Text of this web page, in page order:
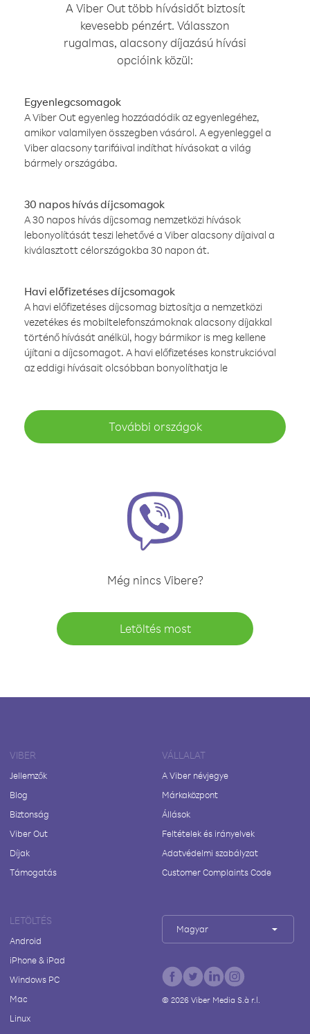
A Viber Out több hívásidőt biztosít
kevesebb pénzért. Válasszon
rugalmas, alacsony díjazású hívási
opcióink közül:
Egyenlegcsomagok
A Viber Out egyenleg hozzáadódik az egyenlegéhez,
amikor valamilyen összegben vásárol. A egyenleggel a
Viber alacsony tarifáival indíthat hívásokat a világ
bármely országába.
30 napos hívás díjcsomagok
A 30 napos hívás díjcsomag nemzetközi hívások
lebonyolítását teszi lehetővé a Viber alacsony díjaival a
kiválasztott célországokba 30 napon át.
Havi előfizetéses díjcsomagok
A havi előfizetéses díjcsomag biztosítja a nemzetközi
vezetékes és mobiltelefonszámoknak alacsony díjakkal
történő hívását anélkül, hogy bármikor is meg kellene
újítani a díjcsomagot. A havi előfizetéses konstrukcióval
az eddigi hívásait olcsóbban bonyolíthatja le
További országok
Még nincs Vibere?
Letöltés most
VIBER
Jellemzők
Blog
Biztonság
Viber Out
Díjak
Támogatás
VÁLLALAT
A Viber névjegye
Márkaközpont
Állások
Feltételek és irányelvek
Adatvédelmi szabályzat
Customer Complaints Code
LETÖLTÉS
Android
iPhone & iPad
Windows PC
Mac
Linux
Magyar
© 2026Viber Media S.à r.l.